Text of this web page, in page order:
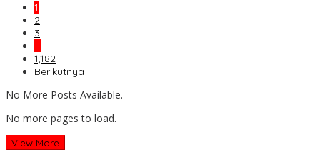
1
2
3
…
1,182
Berikutnya
No More Posts Available.
No more pages to load.
View More